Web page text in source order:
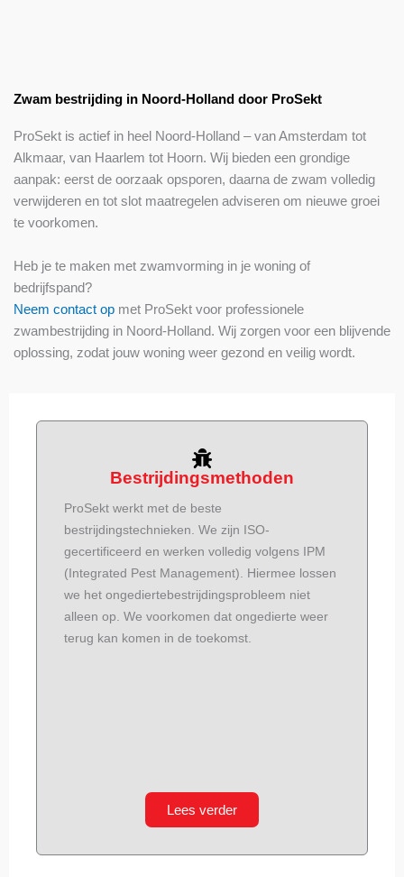
Zwam bestrijding in Noord-Holland door ProSekt
ProSekt is actief in heel Noord-Holland – van Amsterdam tot
Alkmaar, van Haarlem tot Hoorn. Wij bieden een grondige
aanpak: eerst de oorzaak opsporen, daarna de zwam volledig
verwijderen en tot slot maatregelen adviseren om nieuwe groei
te voorkomen.
Heb je te maken met zwamvorming in je woning of
bedrijfspand?
Neem contact op met ProSekt voor professionele
zwambestrijding in Noord-Holland. Wij zorgen voor een blijvende
oplossing, zodat jouw woning weer gezond en veilig wordt.
Bestrijdingsmethoden
ProSekt werkt met de beste
bestrijdingstechnieken. We zijn ISO-
gecertificeerd en werken volledig volgens IPM
(Integrated Pest Management). Hiermee lossen
we het ongediertebestrijdingsprobleem niet
alleen op. We voorkomen dat ongedierte weer
terug kan komen in de toekomst.
Lees verder